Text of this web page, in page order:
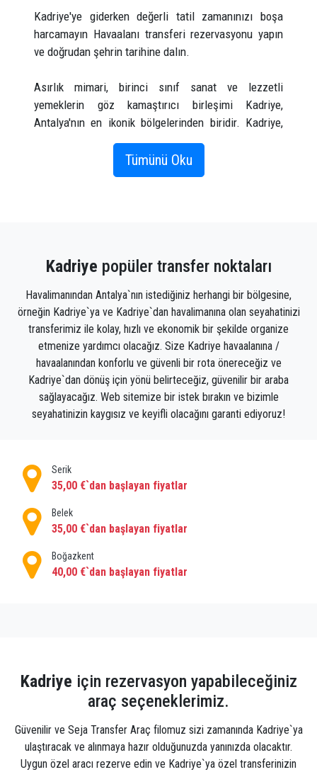
Kadriye'ye giderken değerli tatil zamanınızı boşa
harcamayın Havaalanı transferi rezervasyonu yapın
ve doğrudan şehrin tarihine dalın.
Asırlık mimari, birinci sınıf sanat ve lezzetli
yemeklerin göz kamaştırıcı birleşimi Kadriye,
Antalya'nın en ikonik bölgelerinden biridir. Kadriye,
plaj parkı (Kadriye Sahil Parkı), lüks golf otelleri ve
tema parkı (The Land of Legends Kingdom),
Türkiye'de bir golf sahasına sahip olan ve tabii ki
sizinle oteliniz arasında duran tek şey pasaport
kontrolü ve bagaj teslimidir. Bir grubun parçası olarak
seyahat ediyorsanız, özel bir minibüse gidin ve
herkesi pahalı taksilere veya aynı otobüse bindirme
zahmetinden kurtulun.
Kadriye Gezilecek Yerler
yemeği aramak için şehir merkezini keşfedin.
Tiyatroda bir gösteriye katılabilir ya da ana caddede
yürüyüp geçen insanları seyredebilirsiniz.
Kadriye'de şoförlü özel araç kiralayabilir veya
yürüyerek çıkıp bölgeyi daha kişisel olarak
tanıyabilirsiniz. Küçük dükkanlardan birinde o
mükemmel hediyelik eşyayı bulun veya yeni favori
ötesine ve vahşi maviye götürebilirsiniz. Sınırın
ötesindeki daha küçük şehirleri ve kasabaları
keşfedin ve arkalarındaki hikayeleri öğrenin.
Bir rehber eşliğinde özel transfer rezervasyonu
yapabilir, bir ilçe panayırını ziyaret edebilir ve pamuk
şekerlerin ağzınızda eridiği gibi çocukluk anılarınızın
Tümünü Oku
Kadriye popüler transfer noktaları
Havalimanından Antalya`nın istediğiniz herhangi bir bölgesine,
örneğin Kadriye`ya ve Kadriye`dan havalimanına olan seyahatinizi
transferimiz ile kolay, hızlı ve ekonomik bir şekilde organize
etmenize yardımcı olacağız. Size Kadriye havaalanına /
havaalanından konforlu ve güvenli bir rota önereceğiz ve
Kadriye`dan dönüş için yönü belirteceğiz, güvenilir bir araba
sağlayacağız. Web sitemize bir istek bırakın ve bizimle
seyahatinizin kaygısız ve keyifli olacağını garanti ediyoruz!
Serik
35,00 €`dan başlayan fiyatlar
Belek
35,00 €`dan başlayan fiyatlar
Boğazkent
40,00 €`dan başlayan fiyatlar
Kadriye için rezervasyon yapabileceğiniz
araç seçeneklerimiz.
Güvenilir ve Seja Transfer Araç filomuz sizi zamanında Kadriye`ya
ulaştıracak ve alınmaya hazır olduğunuzda yanınızda olacaktır.
Uygun özel aracı rezerve edin ve Kadriye`ya özel transferinizin